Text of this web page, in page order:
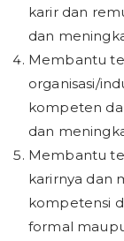
karir dan
dan
Membantu
organisasi/
kompeten
dan
Membantu
karirnya dan
kompetensi
formal